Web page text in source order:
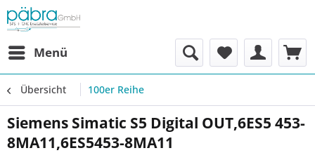
Menü
Übersicht 100er Reihe
Siemens Simatic S5 Digital OUT,6ES5 453-
8MA11,6ES5453-8MA11